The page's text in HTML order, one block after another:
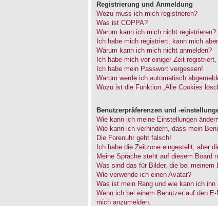
Registrierung und Anmeldung
Wozu muss ich mich registrieren?
Was ist COPPA?
Warum kann ich mich nicht registrieren?
Ich habe mich registriert, kann mich
Warum kann ich mich nicht anmelden?
Ich habe mich vor einiger Zeit
Ich habe mein Passwort vergessen!
Warum werde ich automatisch
Wozu ist die Funktion „Alle Cookies
Benutzerpräferenzen und -
Wie kann ich meine Einstellungen
Wie kann ich verhindern, dass mein
Die Forenuhr geht falsch!
Ich habe die Zeitzone eingestellt, aber
Meine Sprache steht auf diesem Board
Was sind das für Bilder, die bei meinem
Wie verwende ich einen Avatar?
Was ist mein Rang und wie kann ich ihn
Wenn ich bei einem Benutzer auf den
mich anzumelden.